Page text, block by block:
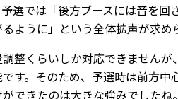
選では「後方ブースには音を
ように」という全体拡声が求め
整くらいしか対応できませんが
す。そのため、予選時は前方中
できたのは大きな強みでしたね。